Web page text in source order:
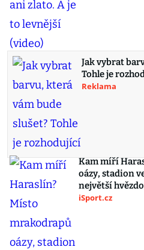
Jak vybrat
Tohle je
Reklama
Kam míří
oázy, stadion
největší
iSport.cz